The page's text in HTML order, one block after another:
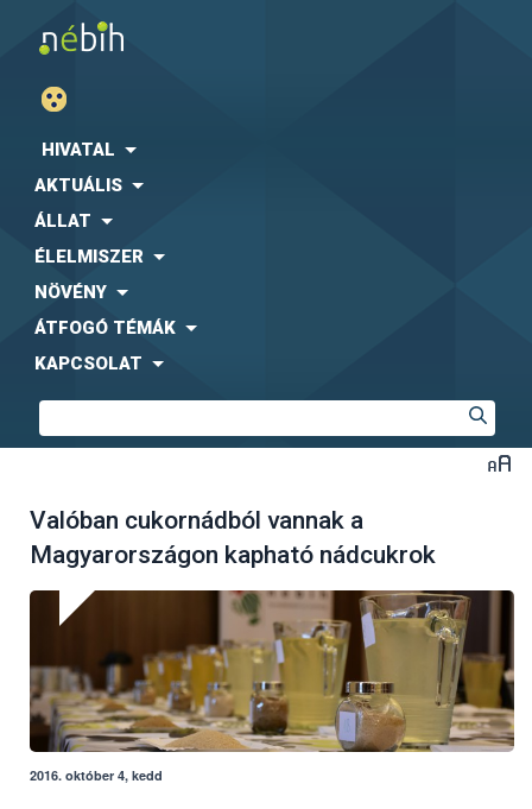
HIVATAL
AKTUÁLIS
ÁLLAT
ÉLELMISZER
NÖVÉNY
ÁTFOGÓ TÉMÁK
KAPCSOLAT
Valóban cukornádból vannak a
Magyarországon kapható nádcukrok
2016. október 4, kedd